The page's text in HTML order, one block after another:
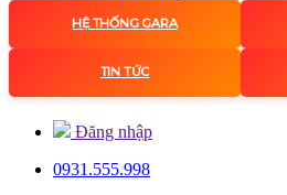
HỆ THỐNG GARA
TIN TỨC
Đăng nhập
0931.555.998